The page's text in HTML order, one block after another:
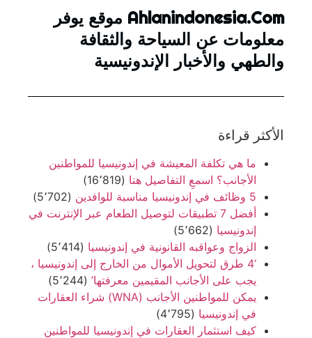
Ahlanindonesia.Com موقع يوفر
معلومات عن السياحة والثقافة
والطهي والأخبار الإندونيسية
الأكثر قراءة
ما هي تكلفة المعيشة في إندونيسيا للمواطنين
الأجانب؟ اسمعِ التفاصيل هنا (16٬819)
5 وظائف في إندونيسيا مناسبة للوافدين
(5٬702)
أفضل 7 تطبيقات لتوصيل الطعام عبر الإنترنت في
إندونيسيا (5٬662)
الزواج وعواقبه القانونية في إندونيسيا (5٬414)
‘4 طرق لتحويل الأموال من الخارج إلى إندونيسيا ،
يجب على الأجانب المقيمين معرفتها’ (5٬244)
يمكن للمواطنين الأجانب (WNA) شراء العقارات
في إندونيسيا (4٬795)
كيف استثمار العقارات في إندونيسيا للمواطنين